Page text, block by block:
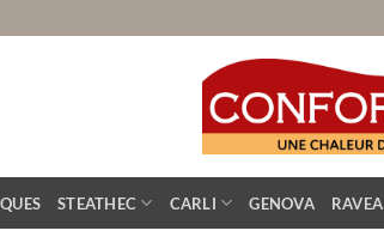
STEATHEC CARLI GENOVA RAVEA